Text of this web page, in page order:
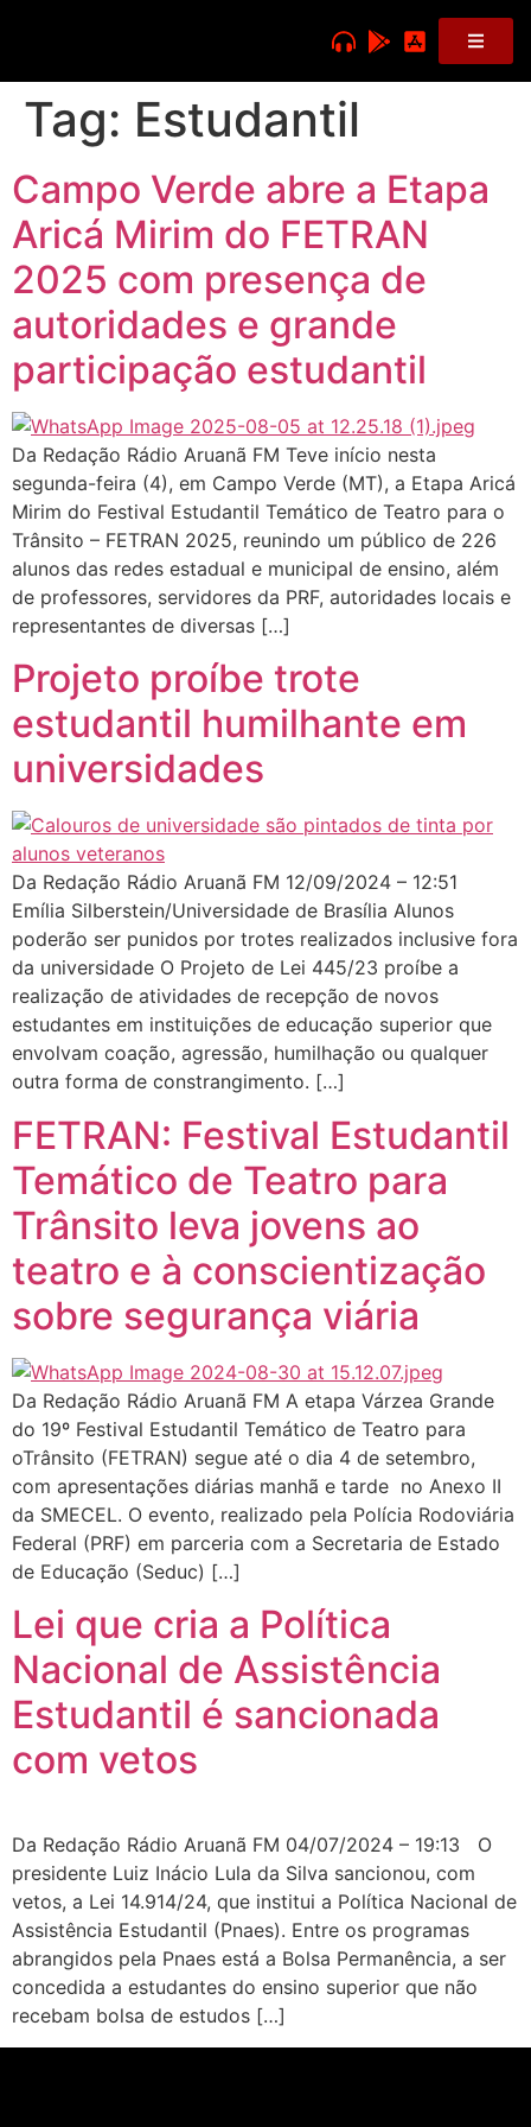
Tag: Estudantil
Campo Verde abre a Etapa
Aricá Mirim do FETRAN
2025 com presença de
autoridades e grande
participação estudantil
Da Redação Rádio Aruanã FM Teve início nesta
segunda-feira (4), em Campo Verde (MT), a Etapa Aricá
Mirim do Festival Estudantil Temático de Teatro para o
Trânsito – FETRAN 2025, reunindo um público de 226
alunos das redes estadual e municipal de ensino, além
de professores, servidores da PRF, autoridades locais e
representantes de diversas […]
Projeto proíbe trote
estudantil humilhante em
universidades
Da Redação Rádio Aruanã FM 12/09/2024 – 12:51
Emília Silberstein/Universidade de Brasília Alunos
poderão ser punidos por trotes realizados inclusive fora
da universidade O Projeto de Lei 445/23 proíbe a
realização de atividades de recepção de novos
estudantes em instituições de educação superior que
envolvam coação, agressão, humilhação ou qualquer
outra forma de constrangimento. […]
FETRAN: Festival Estudantil
Temático de Teatro para
Trânsito leva jovens ao
teatro e à conscientização
sobre segurança viária
Da Redação Rádio Aruanã FM A etapa Várzea Grande
do 19º Festival Estudantil Temático de Teatro para
oTrânsito (FETRAN) segue até o dia 4 de setembro,
com apresentações diárias manhã e tarde no Anexo II
da SMECEL. O evento, realizado pela Polícia Rodoviária
Federal (PRF) em parceria com a Secretaria de Estado
de Educação (Seduc) […]
Lei que cria a Política
Nacional de Assistência
Estudantil é sancionada
com vetos
Da Redação Rádio Aruanã FM 04/07/2024 – 19:13 O
presidente Luiz Inácio Lula da Silva sancionou, com
vetos, a Lei 14.914/24, que institui a Política Nacional de
Assistência Estudantil (Pnaes). Entre os programas
abrangidos pela Pnaes está a Bolsa Permanência, a ser
concedida a estudantes do ensino superior que não
recebam bolsa de estudos […]